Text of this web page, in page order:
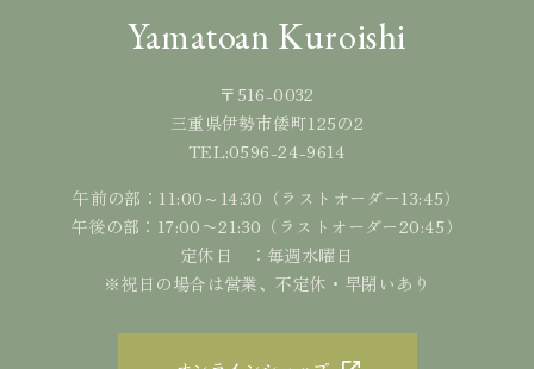
Yamatoan Kuroishi
〒516-0032
三重県伊勢市倭町125の2
TEL:0596-24-9614
午前の部：11:00～14:30（ラストオーダー13:45）
午後の部：17:00〜21:30（ラストオーダー20:45）
定休日 ：毎週水曜日
※祝日の場合は営業、不定休・早閉いあり